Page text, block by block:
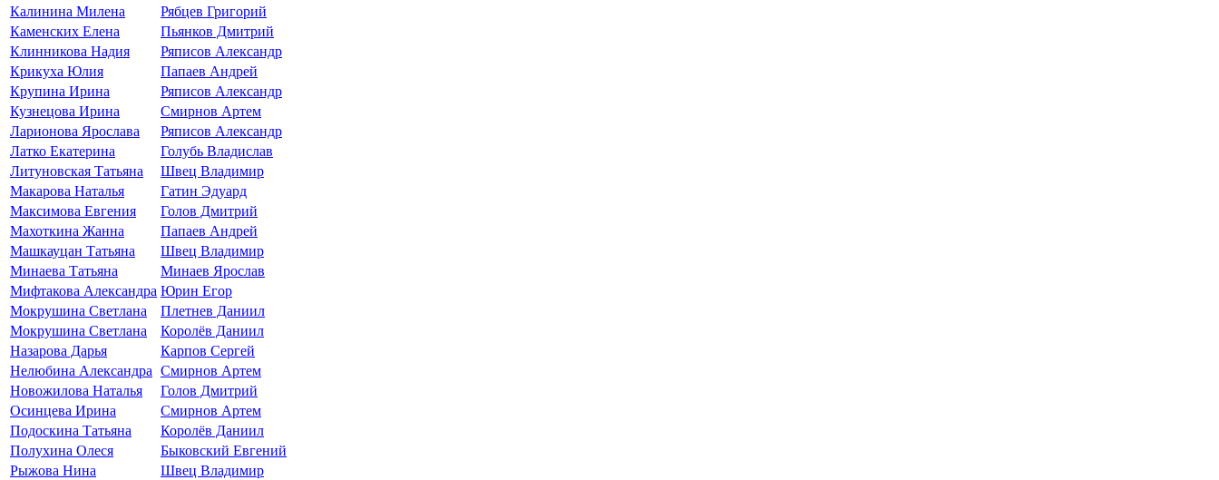
Калинина Милена
Рябцев Григорий
Каменских Елена
Пьянков Дмитрий
Клинникова Надия
Ряписов Александр
Крикуха Юлия
Папаев Андрей
Крупина Ирина
Ряписов Александр
Кузнецова Ирина
Смирнов Артем
Ларионова Ярослава
Ряписов Александр
Латко Екатерина
Голубь Владислав
Литуновская Татьяна
Швец Владимир
Макарова Наталья
Гатин Эдуард
Максимова Евгения
Голов Дмитрий
Махоткина Жанна
Папаев Андрей
Машкауцан Татьяна
Швец Владимир
Минаева Татьяна
Минаев Ярослав
Мифтакова Александра Юрин Егор
Мокрушина Светлана
Плетнев Даниил
Мокрушина Светлана
Королёв Даниил
Назарова Дарья
Карпов Сергей
Нелюбина Александра Смирнов Артем
Новожилова Наталья
Голов Дмитрий
Осинцева Ирина
Смирнов Артем
Подоскина Татьяна
Королёв Даниил
Полухина Олеся
Быковский Евгений
Рыжова Нина
Швец Владимир